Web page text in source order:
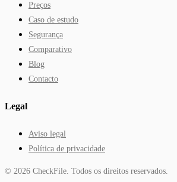
Preços
Caso de estudo
Segurança
Comparativo
Blog
Contacto
Legal
Aviso legal
Política de privacidade
© 2026 CheckFile. Todos os direitos reservados.